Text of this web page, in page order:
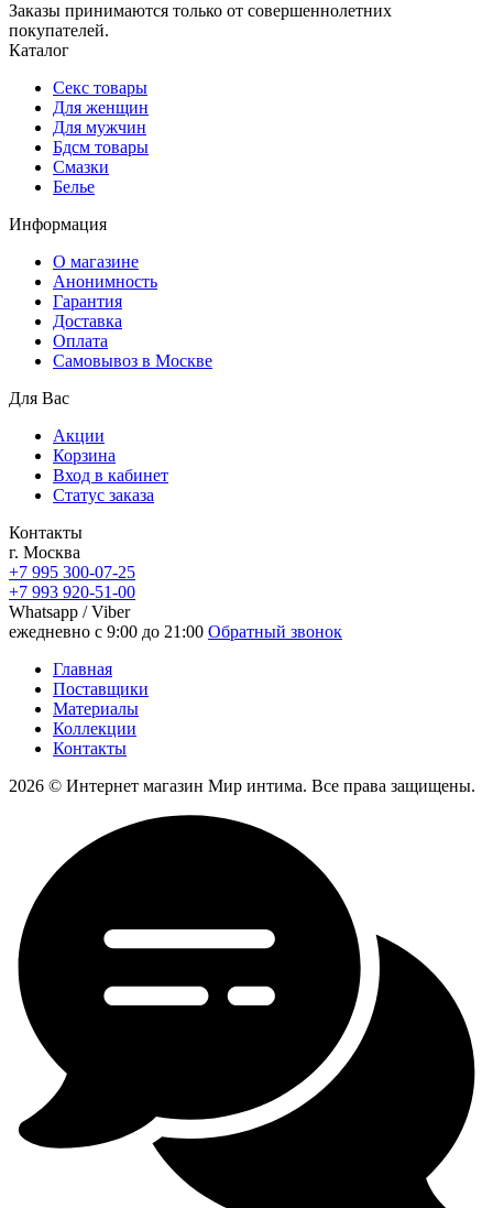
Заказы принимаются только от совершеннолетних
покупателей.
Каталог
Секс товары
Для женщин
Для мужчин
Бдсм товары
Смазки
Белье
Информация
О магазине
Анонимность
Гарантия
Доставка
Oплата
Самовывоз в Москве
Для Вас
Акции
Корзина
Вход в кабинет
Статус заказа
Контакты
г. Москва
+7 995 300-07-25
+7 993 920-51-00
Whatsapp / Viber
ежедневно с 9:00 до 21:00 Обратный звонок
Главная
Поставщики
Материалы
Коллекции
Контакты
2026 © Интернет магазин Мир интима. Все права защищены.